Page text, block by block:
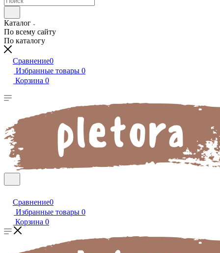
Каталог
По всему сайту
По каталогу
Сравнение0
Избранные товары 0
Корзина 0
Сравнение0
Избранные товары 0
Корзина 0